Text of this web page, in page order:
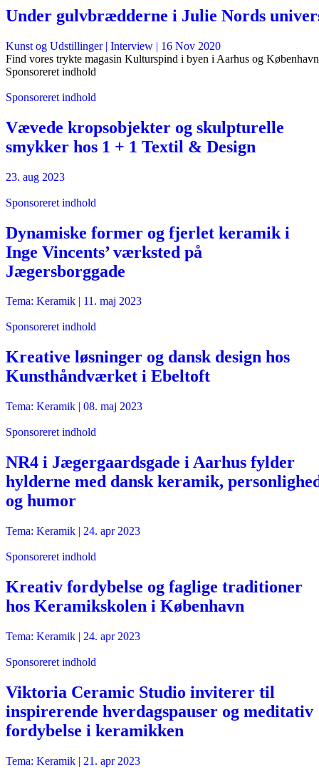
Under gulvbrædderne i Julie Nords
Kunst og Udstillinger| Interview | 16 Nov 2020
Find vores trykte magasin Kulturspind i byen i Aarhus og København
Sponsoreret indhold
Sponsoreret indhold
Vævede kropsobjekter og skulpturelle
smykker hos 1 + 1 Textil & Design
23. aug 2023
Sponsoreret indhold
Dynamiske former og fjerlet keramik i
Inge Vincents’ værksted på
Jægersborggade
Tema: Keramik | 11. maj 2023
Sponsoreret indhold
Kreative løsninger og dansk design hos
Kunsthåndværket i Ebeltoft
Tema: Keramik | 08. maj 2023
Sponsoreret indhold
NR4 i Jægergaardsgade i Aarhus fylder
hylderne med dansk keramik,
og humor
Tema: Keramik | 24. apr 2023
Sponsoreret indhold
Kreativ fordybelse og faglige traditioner
hos Keramikskolen i København
Tema: Keramik | 24. apr 2023
Sponsoreret indhold
Viktoria Ceramic Studio inviterer til
inspirerende hverdagspauser og meditativ
fordybelse i keramikken
Tema: Keramik | 21. apr 2023